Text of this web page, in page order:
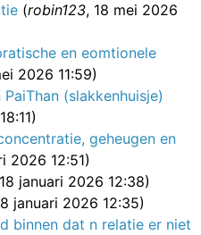
(robin123, 18 mei 2026
en eomtionele
2026 11:59)
(slakkenhuisje)
geheugen en
2026 12:51)
januari 2026 12:38)
januari 2026 12:35)
binnen dat n relatie er niet